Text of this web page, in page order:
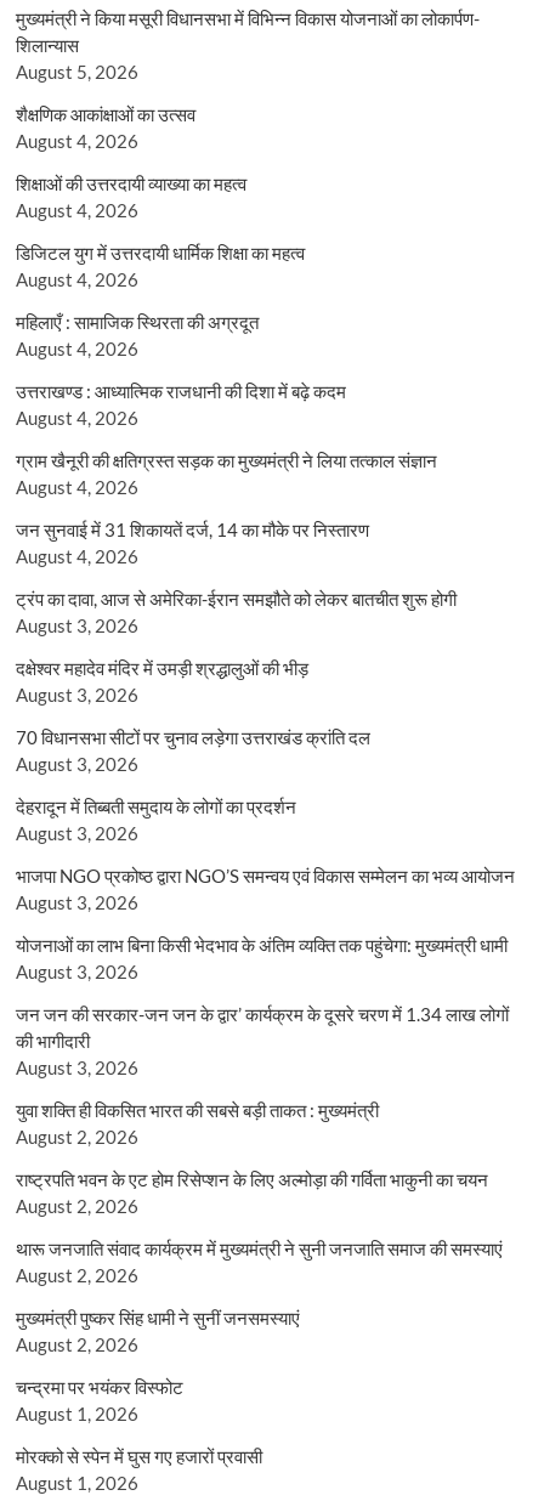
मुख्यमंत्री ने किया मसूरी विधानसभा में विभिन्न विकास योजनाओं का लोकार्पण-
शिलान्यास
August 5, 2026
शैक्षणिक आकांक्षाओं का उत्सव
August 4, 2026
शिक्षाओं की उत्तरदायी व्याख्या का महत्व
August 4, 2026
डिजिटल युग में उत्तरदायी धार्मिक शिक्षा का महत्व
August 4, 2026
महिलाएँ : सामाजिक स्थिरता की अग्रदूत
August 4, 2026
उत्तराखण्ड : आध्यात्मिक राजधानी की दिशा में बढ़े कदम
August 4, 2026
ग्राम खैनूरी की क्षतिग्रस्त सड़क का मुख्यमंत्री ने लिया तत्काल संज्ञान
August 4, 2026
जन सुनवाई में 31 शिकायतें दर्ज, 14 का मौके पर निस्तारण
August 4, 2026
ट्रंप का दावा, आज से अमेरिका-ईरान समझौते को लेकर बातचीत शुरू होगी
August 3, 2026
दक्षेश्वर महादेव मंदिर में उमड़ी श्रद्धालुओं की भीड़
August 3, 2026
70 विधानसभा सीटों पर चुनाव लड़ेगा उत्तराखंड क्रांति दल
August 3, 2026
देहरादून में तिब्बती समुदाय के लोगों का प्रदर्शन
August 3, 2026
भाजपा NGO प्रकोष्ठ द्वारा NGO’S समन्वय एवं विकास सम्मेलन का भव्य आयोजन
August 3, 2026
योजनाओं का लाभ बिना किसी भेदभाव के अंतिम व्यक्ति तक पहुंचेगा: मुख्यमंत्री धामी
August 3, 2026
जन जन की सरकार-जन जन के द्वार’ कार्यक्रम के दूसरे चरण में 1.34 लाख लोगों
की भागीदारी
August 3, 2026
युवा शक्ति ही विकसित भारत की सबसे बड़ी ताकत : मुख्यमंत्री
August 2, 2026
राष्ट्रपति भवन के एट होम रिसेप्शन के लिए अल्मोड़ा की गर्विता भाकुनी का चयन
August 2, 2026
थारू जनजाति संवाद कार्यक्रम में मुख्यमंत्री ने सुनी जनजाति समाज की समस्याएं
August 2, 2026
मुख्यमंत्री पुष्कर सिंह धामी ने सुनीं जनसमस्याएं
August 2, 2026
चन्द्रमा पर भयंकर विस्फोट
August 1, 2026
मोरक्को से स्पेन में घुस गए हजारों प्रवासी
August 1, 2026